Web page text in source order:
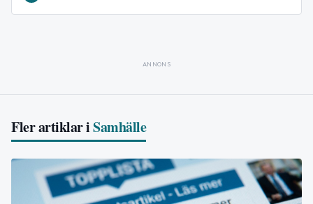
ANNONS
Fler artiklar iSamhälle